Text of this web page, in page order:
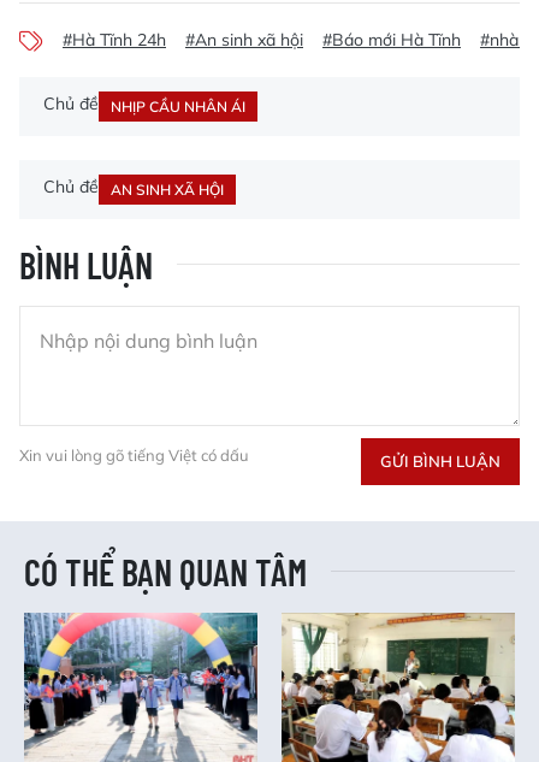
#Hà Tĩnh 24h #An sinh xã hội #Báo mới Hà Tĩnh #nhà
Chủ đề NHỊP CẦU NHÂN ÁI
Chủ đề AN SINH XÃ HỘI
BÌNH LUẬN
Xin vui lòng gõ tiếng Việt có dấu GỬI BÌNH LUẬN
CÓ THỂ BẠN QUAN TÂM